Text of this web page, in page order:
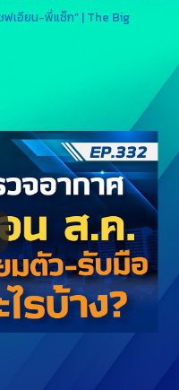
ฟเอียน-พี่แซ็ก” | The Big